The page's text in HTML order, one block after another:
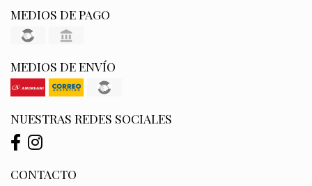
MEDIOS DE PAGO
MEDIOS DE ENVÍO
NUESTRAS REDES SOCIALES
CONTACTO